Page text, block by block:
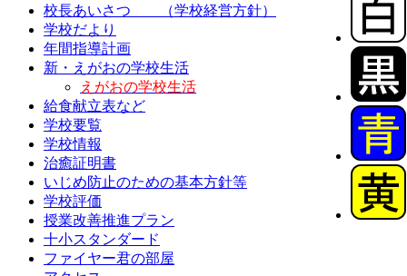
校長あいさつ （学校経営方針）
学校だより
年間指導計画
新・えがおの学校生活
えがおの学校生活
給食献立表など
学校要覧
学校情報
治癒証明書
いじめ防止のための基本方針等
学校評価
授業改善推進プラン
十小スタンダード
ファイヤー君の部屋